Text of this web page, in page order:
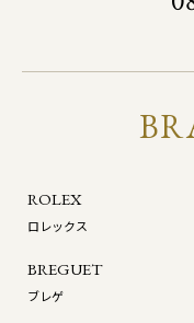
ROLEX
ロレックス
BREGUET
ブレゲ